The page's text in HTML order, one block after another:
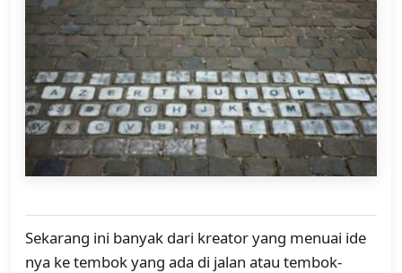
Sekarang ini banyak dari kreator yang menuai ide
nya ke tembok yang ada di jalan atau tembok-